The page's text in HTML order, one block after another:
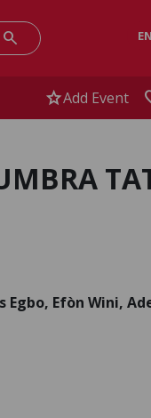
search EN
starAdd Event
Efòn Wini,